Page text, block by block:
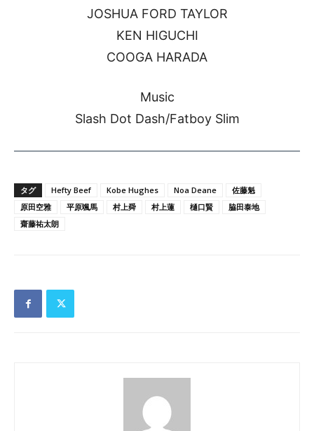
JOSHUA FORD TAYLOR
KEN HIGUCHI
COOGA HARADA
Music
Slash Dot Dash/Fatboy Slim
タグ Hefty Beef Kobe Hughes Noa Deane
佐藤魁
原田空雅
平原颯馬 村上舜 村上蓮 樋口賢
脇田泰地
齋藤祐太朗